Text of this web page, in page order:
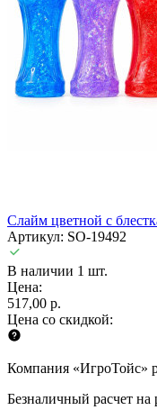
Слайм цветной с
Артикул: SO-19492
В наличии 1 шт.
Цена:
517,00 р.
Цена со скидкой:
Компания «ИгроТойс»
Безналичный расчет на